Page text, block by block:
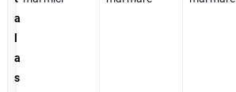
a
l
a
s